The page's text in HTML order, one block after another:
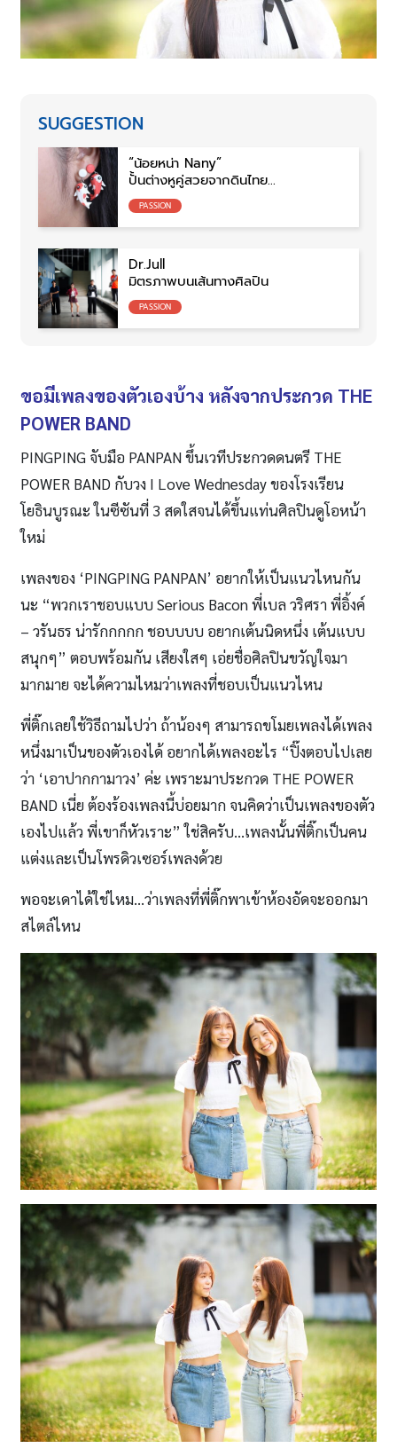
SUGGESTION
“น้อยหน่า Nany”
ปั้นต่างหูคู่สวยจากดินไทย
และแรงบันดาลใจจากธรรมชาติ
PASSION
Dr.Jull
มิตรภาพบนเส้นทางศิลปิน
PASSION
ขอมีเพลงของตัวเองบ้าง หลังจากประกวด THE
POWER BAND
PINGPING จับมือ PANPAN ขึ้นเวทีประกวดดนตรี THE
POWER BAND กับวง I Love Wednesday ของโรงเรียน
โยธินบูรณะ ในซีซันที่ 3 สดใสจนได้ขึ้นแท่นศิลปินดูโอหน้า
ใหม่
เพลงของ ‘PINGPING PANPAN’ อยากให้เป็นแนวไหนกัน
นะ “พวกเราชอบแบบ Serious Bacon พี่เบล วริศรา พี่อิ้งค์
– วรันธร น่ารักกกกก ชอบบบบ อยากเต้นนิดหนึ่ง เต้นแบบ
สนุกๆ” ตอบพร้อมกัน เสียงใสๆ เอ่ยชื่อศิลปินขวัญใจมา
มากมาย จะได้ความไหมว่าเพลงที่ชอบเป็นแนวไหน
พี่ติ๊กเลยใช้วิธีถามไปว่า ถ้าน้องๆ สามารถขโมยเพลงได้เพลง
หนึ่งมาเป็นของตัวเองได้ อยากได้เพลงอะไร “ปิ๊งตอบไปเลย
ว่า ‘เอาปากกามาวง’ ค่ะ เพราะมาประกวด THE POWER
BAND เนี่ย ต้องร้องเพลงนี้บ่อยมาก จนคิดว่าเป็นเพลงของตัว
เองไปแล้ว พี่เขาก็หัวเราะ” ใช่สิครับ…เพลงนั้นพี่ติ๊กเป็นคน
แต่งและเป็นโพรดิวเซอร์เพลงด้วย
พอจะเดาได้ใช่ไหม…ว่าเพลงที่พี่ติ๊กพาเข้าห้องอัดจะออกมา
สไตล์ไหน